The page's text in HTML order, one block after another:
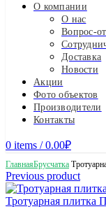
О компании
О нас
Вопрос-
Доставка
Новости
Акции
Фото объектов
Производители
Контакты
0 items / 0.00₽
ГлавнаяБрусчатка
Previous product
Тротуарная плитка